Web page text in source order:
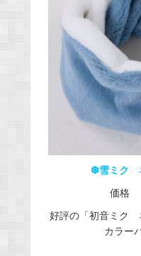
❆雪ミク
価格
好評の「初音ミク
カラー